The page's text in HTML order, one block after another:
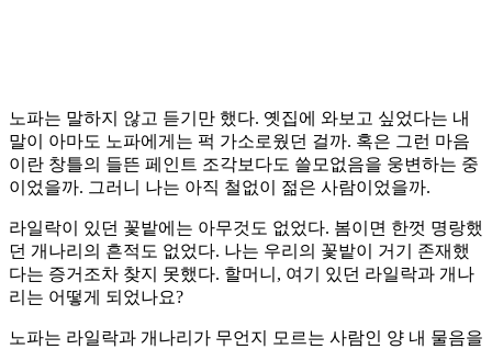
노파는 말하지 않고 듣기만 했다. 옛집에 와보고 싶었다는 내
말이 아마도 노파에게는 퍽 가소로웠던 걸까. 혹은 그런 마음
이란 창틀의 들뜬 페인트 조각보다도 쓸모없음을 웅변하는 중
이었을까. 그러니 나는 아직 철없이 젊은 사람이었을까.
라일락이 있던 꽃밭에는 아무것도 없었다. 봄이면 한껏 명랑했
던 개나리의 흔적도 없었다. 나는 우리의 꽃밭이 거기 존재했
다는 증거조차 찾지 못했다. 할머니, 여기 있던 라일락과 개나
리는 어떻게 되었나요?
노파는 라일락과 개나리가 무언지 모르는 사람인 양 내 물음을